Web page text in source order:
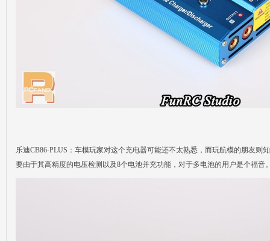
乐迪CB86-PLUS：车模玩家对这个充电器可能还不太熟悉，而玩航模的朋友则
要由于其高精度的电压检测以及8个电池并充功能，对于多电池的用户是个福音